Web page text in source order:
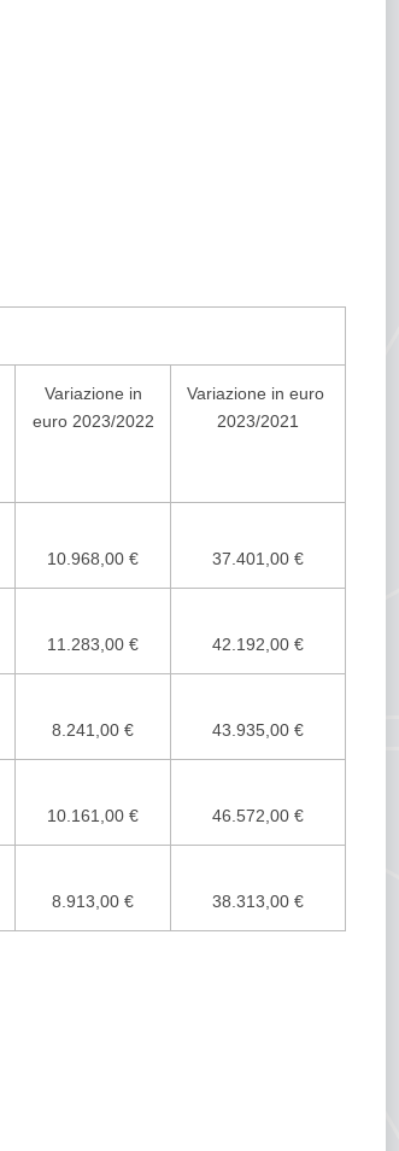
Variazione in
euro 2023/2022
Variazione in euro
2023/2021
10.968,00 € 37.401,00 €
11.283,00 € 42.192,00 €
8.241,00 € 43.935,00 €
10.161,00 € 46.572,00 €
8.913,00 € 38.313,00 €